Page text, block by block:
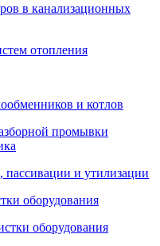
в канализационных
отопления
и котлов
промывки
пассивации и утилизации
оборудования
оборудования